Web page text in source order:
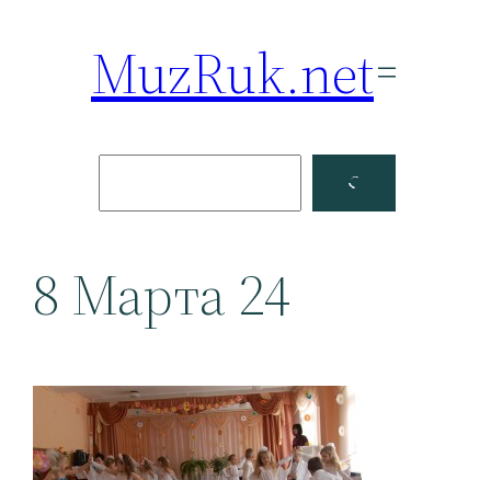
MuzRuk.net
Facebook
8 Марта 24